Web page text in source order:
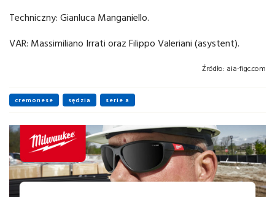
Techniczny: Gianluca Manganiello.
VAR: Massimiliano Irrati oraz Filippo Valeriani (asystent).
Źródło: aia-figc.com
cremonese sędzia serie a